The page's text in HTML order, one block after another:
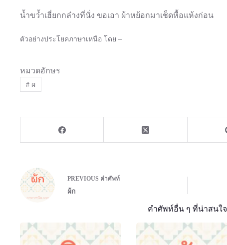
น้ำขว้ำเฮี่ยกกล๋างที่นั่ง ขอเอา ผ้าหย้อกมาเช็ดหื้อแห้งก่อน
ตัวอย่างประโยคภาษาเหนือ โดย –
หมวดอักษร
#ผ
PREVIOUS คำศัพท์
ผ้ก
คำศัพท์อื่น ๆ ที่น่าสนใจ